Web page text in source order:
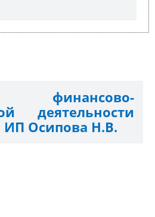
деятельности
ИП Осипова Н.В.